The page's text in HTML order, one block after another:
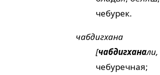
чебурек.
чабдигхана
[чабдигханали,
чебуречная;